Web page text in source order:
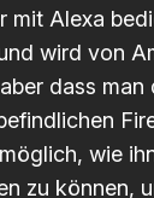
mit Alexa
wird von
dass man
wie
zu können,